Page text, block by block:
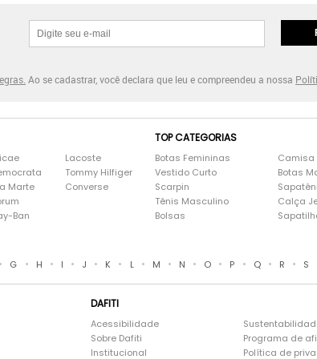
Ao se cadastrar, você declara que leu e compreendeu a nossa
Marte
Ban
Lacoste
Tommy Hilfiger
Converse
TOP CATEGORIAS
Botas Femininas
Vestido Curto
Scarpin
Tênis Masculino
Bolsas
Camisa
Botas
Calça
• G • H • I • J • K • L • M • N • O • P • Q • R • S
DAFITI
Acessibilidade
Sobre Dafiti
Institucional
Programa de
Política de